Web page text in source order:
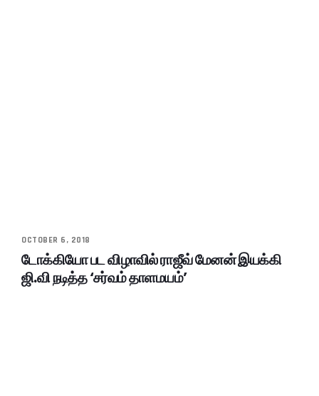
OCTOBER 6, 2018
டோக்கியோ பட விழாவில் ராஜீவ் மேனன் இயக்கி
ஜி.வி நடித்த ‘சர்வம் தாளமயம்’